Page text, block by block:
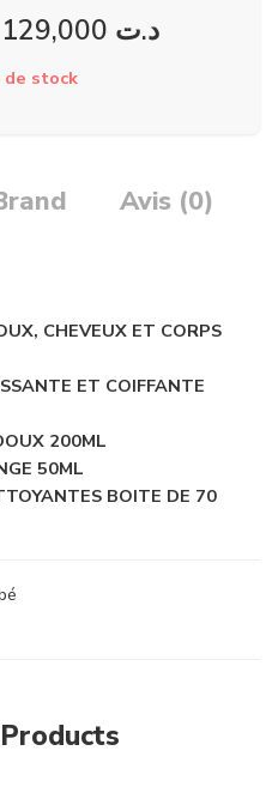
د.ت
stock
Avis (0)
CHEVEUX ET CORPS
ET COIFFANTE
200ML
50ML
BOITE DE 70